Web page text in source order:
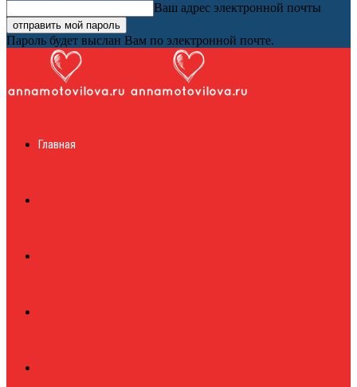
Ваш адрес электронной почты
Пароль будет выслан Вам по электронной почте.
журналГлавная